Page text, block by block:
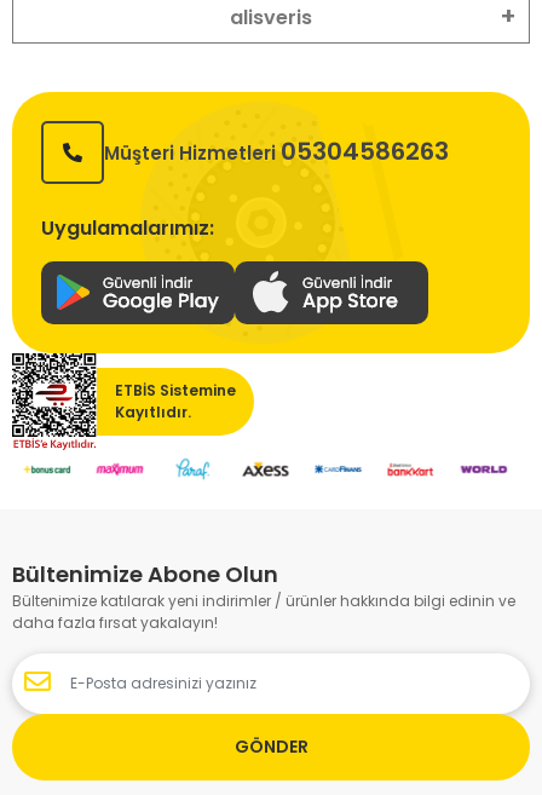
alisveris
Müşteri Hizmetleri 05304586263
Uygulamalarımız:
ETBİS Sistemine
Kayıtlıdır.
Bültenimize Abone Olun
Bültenimize katılarak yeni indirimler / ürünler hakkında bilgi edinin ve
daha fazla fırsat yakalayın!
GÖNDER